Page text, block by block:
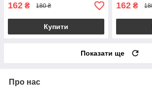
162 ₴ 180 ₴
Купити
162 ₴
Показати ще
Про нас